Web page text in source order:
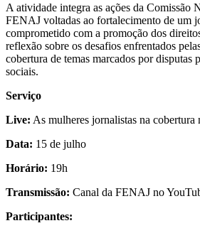
A atividade integra as ações da Comissão
FENAJ voltadas ao fortalecimento de um
comprometido com a promoção dos
reflexão sobre os desafios enfrentados
cobertura de temas marcados por disputas
sociais.
Serviço
Live: As mulheres jornalistas na
Data: 15 de julho
Horário: 19h
Transmissão: Canal da FENAJ no
Participantes: